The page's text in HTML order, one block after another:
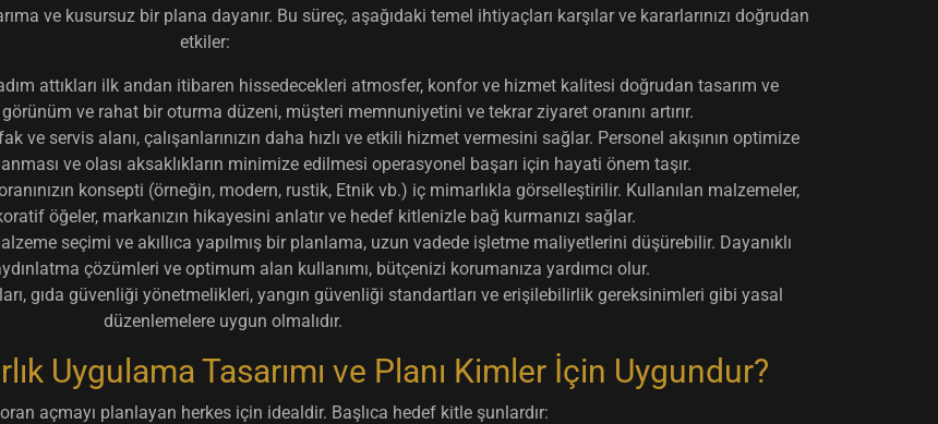
ve kusursuz bir plana dayanır. Bu süreç, aşağıdaki temel ihtiyaçları karşılar ve kararlarınızı doğrudan
etkiler:
attıkları ilk andan itibaren hissedecekleri atmosfer, konfor ve hizmet kalitesi doğrudan tasarım ve
ve rahat bir oturma düzeni, müşteri memnuniyetini ve tekrar ziyaret oranını artırır.
ve servis alanı, çalışanlarınızın daha hızlı ve etkili hizmet vermesini sağlar. Personel akışının optimize
ve olası aksaklıkların minimize edilmesi operasyonel başarı için hayati önem taşır.
konsepti (örneğin, modern, rustik, Etnik vb.) iç mimarlıkla görselleştirilir. Kullanılan malzemeler,
öğeler, markanızın hikayesini anlatır ve hedef kitlenizle bağ kurmanızı sağlar.
seçimi ve akıllıca yapılmış bir planlama, uzun vadede işletme maliyetlerini düşürebilir. Dayanıklı
çözümleri ve optimum alan kullanımı, bütçenizi korumanıza yardımcı olur.
gıda güvenliği yönetmelikleri, yangın güvenliği standartları ve erişilebilirlik gereksinimleri gibi yasal
düzenlemelere uygun olmalıdır.
Uygulama Tasarımı ve Planı Kimler İçin Uygundur?
açmayı planlayan herkes için idealdir. Başlıca hedef kitle şunlardır: